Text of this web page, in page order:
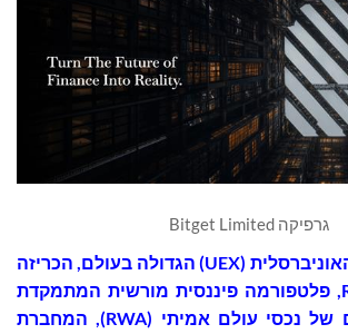
גרפיקה Bitget Limited
, הבורסה האוניברסלית (UEX) הגדולה בעולם, הכריזה
על השקת Reality, פלטפורמה פיננסית מורשית המתמקדת
ביצירת אסימונים של נכסי עולם אמיתי (RWA), המחברת